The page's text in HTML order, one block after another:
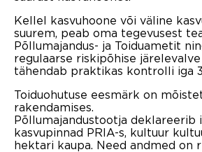
Kellel kasvuhoone või väline
suurem, peab oma tegevusest
Põllumajandus- ja Toiduametit
regulaarse riskipõhise järelevalve
tähendab praktikas kontrolli iga
Toiduohutuse eesmärk on
rakendamises.
Põllumajandustootja deklareerib
kasvupinnad PRIA-s, kultuur
hektari kaupa. Need andmed on